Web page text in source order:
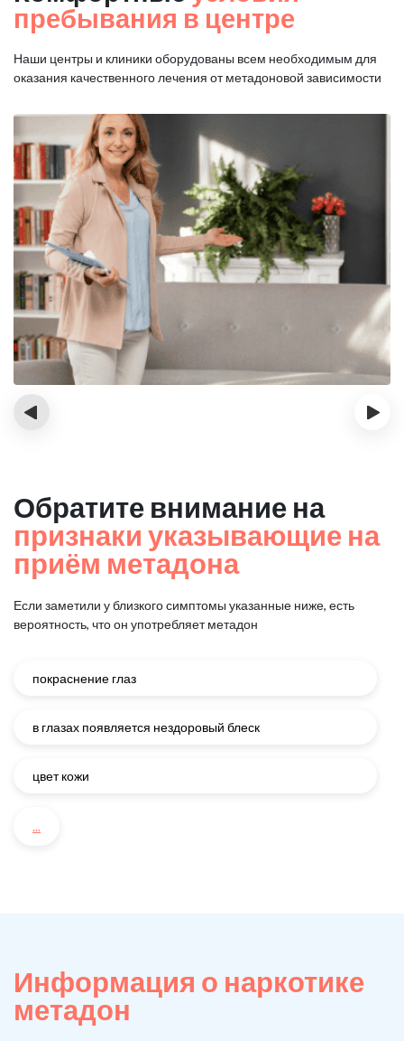
пребывания в центре
Наши центры и клиники оборудованы всем необходимым для
оказания качественного лечения от метадоновой зависимости
‹ ›
Обратите внимание на
признаки указывающие на
приём метадона
Если заметили у близкого симптомы указанные ниже, есть
вероятность, что он употребляет метадон
покраснение глаз
в глазах появляется нездоровый блеск
цвет кожи
...
Информация о наркотике
метадон